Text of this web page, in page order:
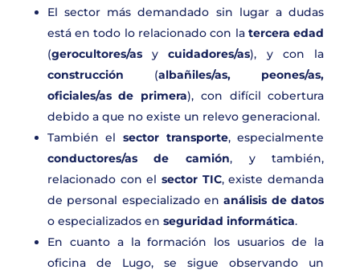
El sector más demandado sin lugar a dudas
está en todo lo relacionado con la tercera edad
(gerocultores/asycuidadores/as), y con la
construcción (albañiles/as, peones/as,
oficiales/as de primera), con difícil cobertura
debido a que no existe un relevo generacional.
También el sector transporte, especialmente
conductores/as de camión, y también,
relacionado con el sector TIC, existe demanda
de personal especializado enanálisis de datos
o especializados en seguridad informática.
En cuanto a la formación los usuarios de la
oficina de Lugo, se sigue observando un